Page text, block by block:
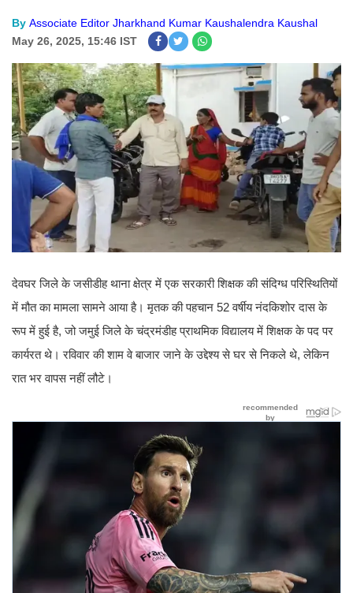
By Associate Editor Jharkhand Kumar Kaushalendra Kaushal
May 26, 2025, 15:46 IST
देवघर जिले के जसीडीह थाना क्षेत्र में एक सरकारी शिक्षक की संदिग्ध परिस्थितियों
में मौत का मामला सामने आया है। मृतक की पहचान 52 वर्षीय नंदकिशोर दास के
रूप में हुई है, जो जमुई जिले के चंद्रमंडीह प्राथमिक विद्यालय में शिक्षक के पद पर
कार्यरत थे। रविवार की शाम वे बाजार जाने के उद्देश्य से घर से निकले थे, लेकिन
रात भर वापस नहीं लौटे।